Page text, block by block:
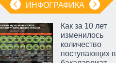
ИНФОГРАФИКА
Как за 10 лет
изменилось
количество
поступающих в